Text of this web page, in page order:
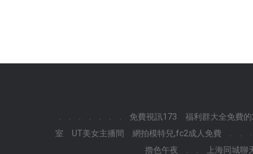
免費視訊173 福利群大全免費
室
UT美女主播間 網拍模特兒,fc2成人免費
擼色午夜
上海同城聊